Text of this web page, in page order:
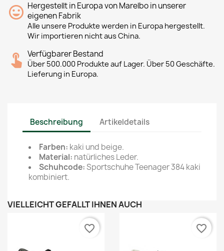
Hergestellt in Europa von Marelbo in unserer
eigenen Fabrik
Alle unsere Produkte werden in Europa hergestellt.
Wir importieren nicht aus China.
Verfügbarer Bestand
Über 500.000 Produkte auf Lager. Über 50 Geschäfte.
Lieferung in Europa.
Beschreibung Artikeldetails
Farben: kaki und beige.
Material: natürliches Leder.
Schuhcode:Sportschuhe Teenager 384 kaki
kombiniert.
VIELLEICHT GEFÄLLT IHNEN AUCH
favorite_border favorite_border